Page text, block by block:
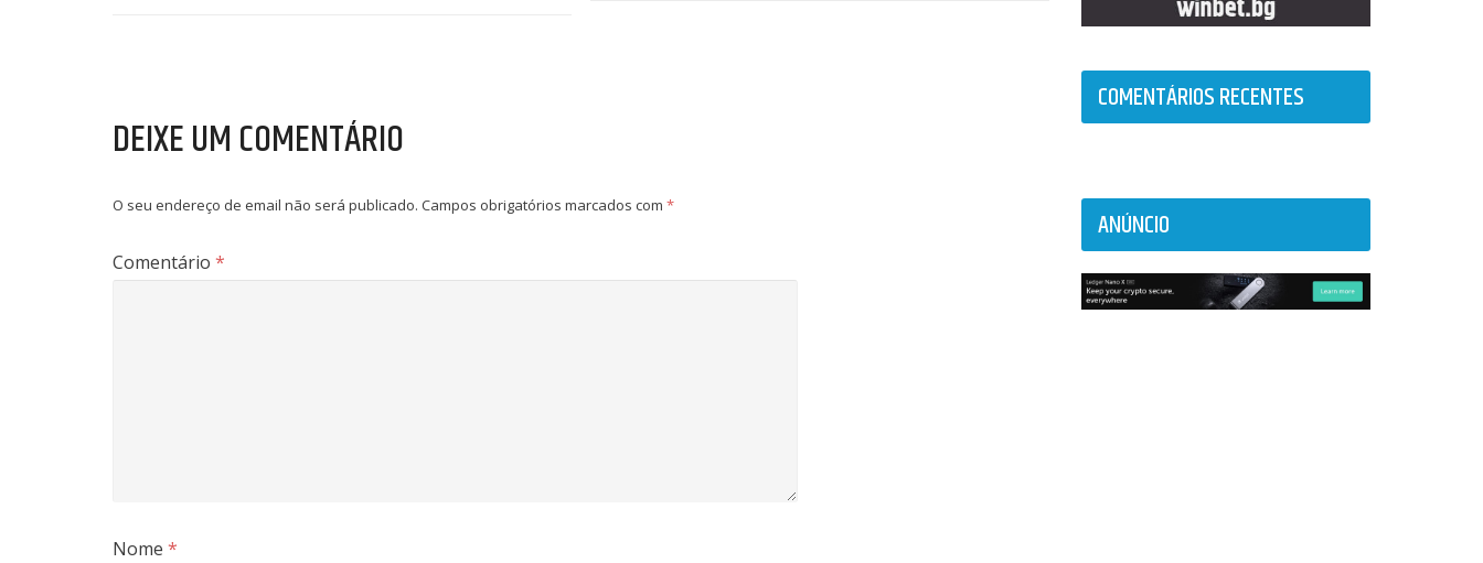
DEIXE UM COMENTÁRIO
O seu endereço de email não será publicado. Campos obrigatórios marcados com *
Comentário *
Nome *
COMENTÁRIOS RECENTES
ANÚNCIO